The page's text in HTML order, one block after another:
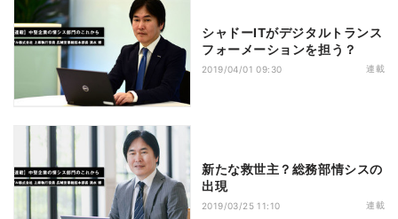
シャドーITがデジタルトランス
フォーメーションを担う？
2019/04/01 09:30 連載
新たな救世主？総務部情シスの
出現
2019/03/25 11:10 連載